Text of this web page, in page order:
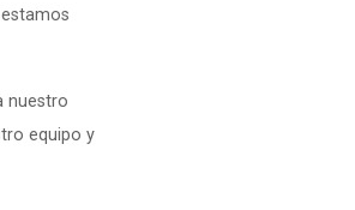
nuestro
equipo y